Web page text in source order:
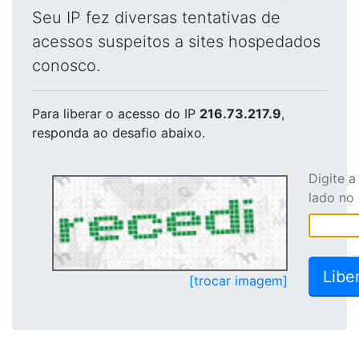
Seu IP fez diversas tentativas de
acessos suspeitos a sites hospedados
conosco.
Para liberar o acesso do IP 216.73.217.9,
responda ao desafio abaixo.
[trocar imagem]
Digite
lado no